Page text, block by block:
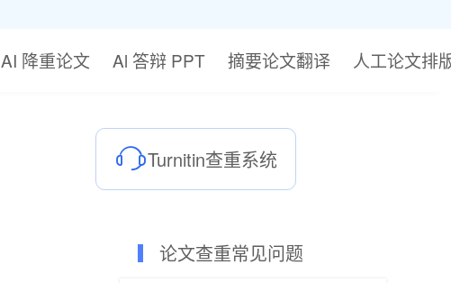
AI 降重论文 Al 答辩 PPT 摘要论文翻译 人工论文排
Turnitin查重系统
论文查重常见问题